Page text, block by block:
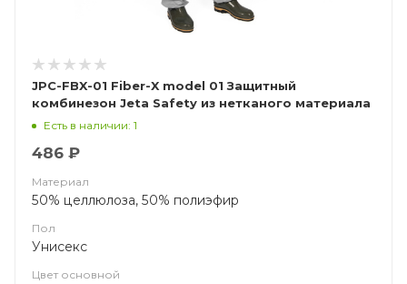
JPC-FBX-01 Fiber-X model 01 Защитный
комбинезон Jeta Safety из нетканого материала
Есть в наличии: 1
486 ₽
Материал
50% целлюлоза, 50% полиэфир
Пол
Унисекс
Цвет основной